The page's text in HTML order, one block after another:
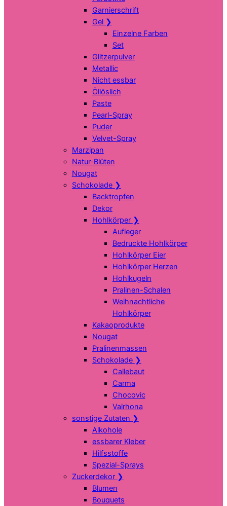
Garnierschrift
Gel ❯
Einzelne Farben
Set
Glitzerpulver
Metallic
Nicht essbar
Öllöslich
Paste
Pearl-Spray
Puder
Velvet-Spray
Marzipan
Natur-Blüten
Nougat
Schokolade ❯
Backtropfen
Dekor
Hohlkörper ❯
Aufleger
Bedruckte Hohlkörper
Hohlkörper Eier
Hohlkörper Herzen
Hohlkugeln
Pralinen-Schalen
Weihnachtliche
Hohlkörper
Kakaoprodukte
Nougat
Pralinenmassen
Schokolade ❯
Callebaut
Carma
Chocovic
Valrhona
sonstige Zutaten ❯
Alkohole
essbarer Kleber
Hilfsstoffe
Spezial-Sprays
Zuckerdekor ❯
Blumen
Bouquets